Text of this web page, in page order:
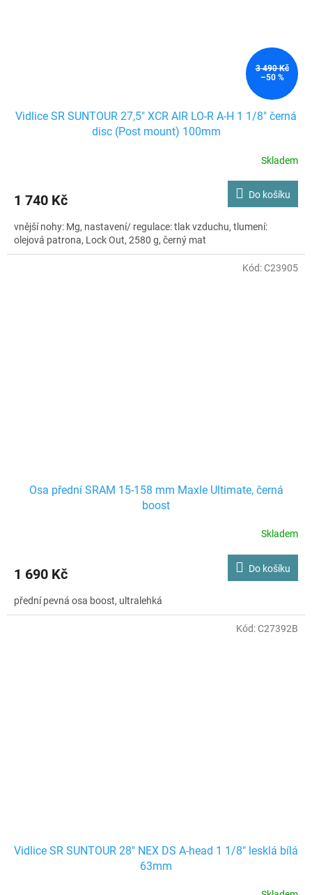
3 490 Kč
–50 %
Vidlice SR SUNTOUR 27,5" XCR AIR LO-R A-H 1 1/8" černá
disc (Post mount) 100mm
Skladem
1 740 Kč Do košíku
vnější nohy: Mg, nastavení/ regulace: tlak vzduchu, tlumení:
olejová patrona, Lock Out, 2580 g, černý mat
Osa přední SRAM 15-158 mm Maxle Ultimate, černá
boost
Skladem
1 690 Kč Do košíku
přední pevná osa boost, ultralehká
Kód:C23905
Vidlice SR SUNTOUR 28" NEX DS A-head 1 1/8" lesklá bílá
63mm
Kód:C27392B